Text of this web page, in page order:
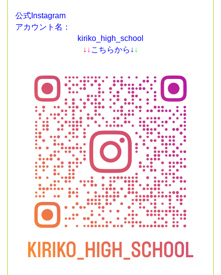
公式Instagram
アカウント名：
kiriko_high_school
↓ ↓ こちらから↓ ↓